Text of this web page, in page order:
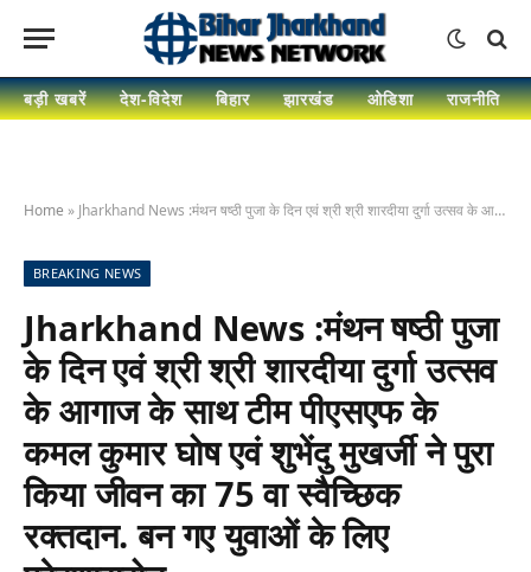
बड़ी खबरें देश-विदेश बिहार झारखंड ओडिशा राजनीति
Home » Jharkhand News :मंथन षष्ठी पुजा के दिन एवं श्री श्री शारदीया दुर्गा उत्सव के आगाज के साथ टीम पीएसएफ के कमल कुमार घोष एवं शुभेंदु मुखर्जी ने पुरा किया जीवन का 75 वा स्वैच्छिक रक्तदान. बन गए युवाओं के लिए प्रेरणास्रोत
BREAKING NEWS
Jharkhand News :मंथन षष्ठी पुजा
के दिन एवं श्री श्री शारदीया दुर्गा उत्सव
के आगाज के साथ टीम पीएसएफ के
कमल कुमार घोष एवं शुभेंदु मुखर्जी ने पुरा
किया जीवन का 75 वा स्वैच्छिक
रक्तदान. बन गए युवाओं के लिए